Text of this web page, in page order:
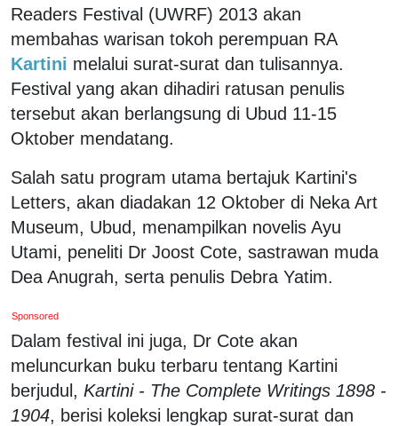
Readers Festival (UWRF) 2013 akan
membahas warisan tokoh perempuan RA
Kartini melalui surat-surat dan tulisannya.
Festival yang akan dihadiri ratusan penulis
tersebut akan berlangsung di Ubud 11-15
Oktober mendatang.
Salah satu program utama bertajuk Kartini's
Letters, akan diadakan 12 Oktober di Neka Art
Museum, Ubud, menampilkan novelis Ayu
Utami, peneliti Dr Joost Cote, sastrawan muda
Dea Anugrah, serta penulis Debra Yatim.
Sponsored
Dalam festival ini juga, Dr Cote akan
meluncurkan buku terbaru tentang Kartini
berjudul, Kartini - The Complete Writings 1898 -
1904, berisi koleksi lengkap surat-surat dan